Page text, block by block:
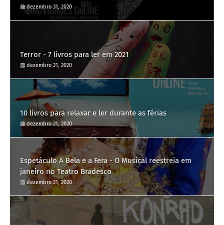
dezembro 31, 2020
Terror - 7 livros para ler em 2021
dezembro 21, 2020
10 livros para relaxar e ler durante as férias
dezembro 21, 2020
Espetáculo A Bela e a Fera - O Musical reestreia em
janeiro no Teatro Bradesco
dezembro 21, 2020